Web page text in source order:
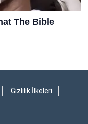
Gizlilik İlkeleri